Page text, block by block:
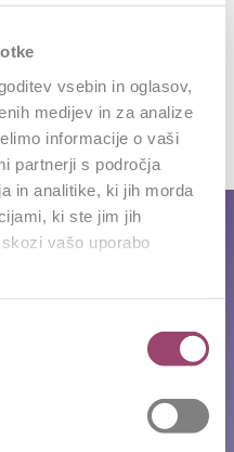
vsebin in oglasov,
medijev in za analize
informacije o vaši
partnerji s področja
in analitike, ki jih morda
ki ste jim jih
vašo uporabo